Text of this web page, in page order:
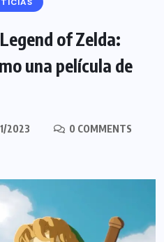
of Zelda:
una película de
2023
0 COMMENTS